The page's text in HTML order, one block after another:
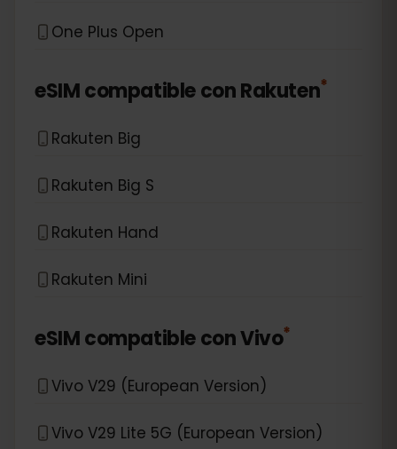
One Plus Open
eSIM compatible conRakuten*
Rakuten Big
Rakuten Big S
Rakuten Hand
Rakuten Mini
eSIM compatible conVivo*
Vivo V29 (European Version)
Vivo V29 Lite 5G (European Version)